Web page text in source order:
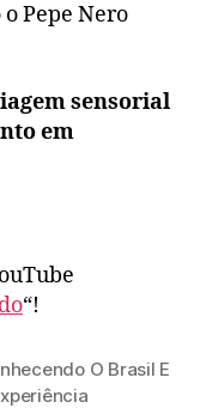
Pepe Nero
sensorial
em
“!
O Brasil E